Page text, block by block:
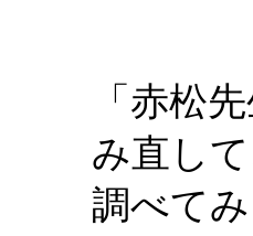
「赤松
み直し
調べて